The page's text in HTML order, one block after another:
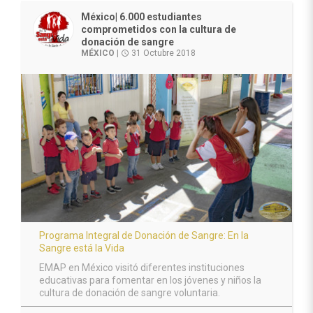
México| 6.000 estudiantes
comprometidos con la cultura de
donación de sangre
MÉXICO access_time 31 Octubre 2018
Programa Integral de Donación de Sangre: En la
Sangre está la Vida
EMAP en México visitó diferentes instituciones
educativas para fomentar en los jóvenes y niños la
cultura de donación de sangre voluntaria.